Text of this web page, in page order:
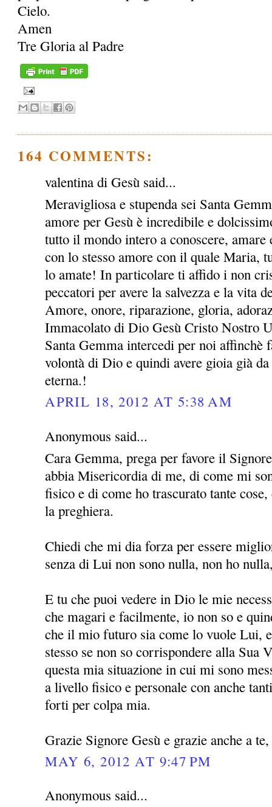
Cielo.
Amen
Tre Gloria al Padre
164 COMMENTS:
valentina di Gesù said...
Meravigliosa e stupenda sei Santa
amore per Gesù è incredibile e
tutto il mondo intero a conoscere,
con lo stesso amore con il quale Maria,
lo amate! In particolare ti affido i non
peccatori per avere la salvezza e la vita
Amore, onore, riparazione, gloria,
Immacolato di Dio Gesù Cristo Nostro
Santa Gemma intercedi per noi affinchè
volontà di Dio e quindi avere gioia già
eterna.!
APRIL 18, 2012 AT 5:38 AM
Anonymous said...
Cara Gemma, prega per favore il
abbia Misericordia di me, di come mi
fisico e di come ho trascurato tante
la preghiera.
Chiedi che mi dia forza per essere
senza di Lui non sono nulla, non ho
E tu che puoi vedere in Dio le mie
che magari e facilmente, io non so e
che il mio futuro sia come lo vuole Lui,
stesso se non so corrispondere alla Sua
questa mia situazione in cui mi sono
a livello fisico e personale con anche
forti per colpa mia.
Grazie Signore Gesù e grazie anche a
MAY 6, 2012 AT 9:47 PM
Anonymous said...